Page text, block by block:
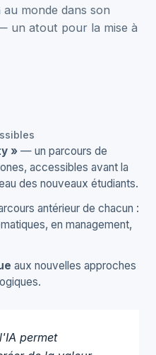
monde dans son
un atout pour la mise à
» — un parcours de
accessibles avant la
des nouveaux étudiants.
antérieur de chacun :
en management,
aux nouvelles approches
permet